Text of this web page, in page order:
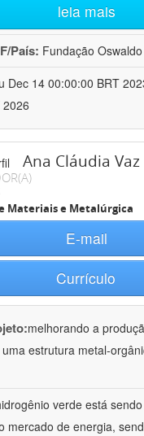
leia mais
País: Fundação
Dec 14 00:00:00 BRT
Ana Cláudia
Materiais e Metalúrgica
E-mail
Currículo
melhorando a
estrutura metal-
verde está
mercado de energia,